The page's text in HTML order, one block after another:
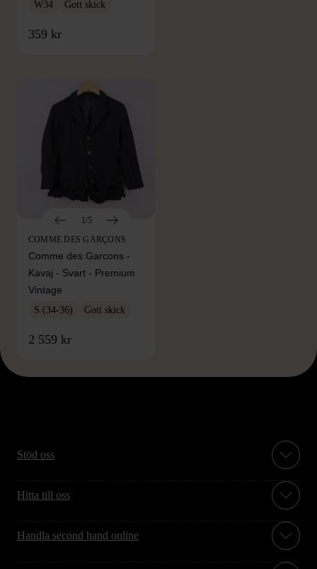
W34 Gott skick
359 kr
FRÅN SAMMA VARUMÄRKE
1/5
COMME DES GARÇONS
Comme des Garcons -
Kavaj - Svart - Premium
Vintage
S (34-36) Gott skick
2 559 kr
Stöd oss
Hitta till oss
Handla second hand online